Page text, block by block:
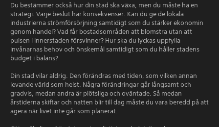
Du bestämmer också hur din stad ska växa, men du måste ha en
strategi. Varje beslut har konsekvenser. Kan du ge de lokala
industrierna strömförsörjning samtidigt som du stärker ekonomin
genom handel? Vad får bostadsområden att blomstra utan att
pulsen i innerstaden försvinner? Hur ska du lyckas uppfylla
invånarnas behov och önskemål samtidigt som du håller stadens
budget i balans?
Din stad vilar aldrig. Den förändras med tiden, som vilken annan
levande värld som helst. Några förändringar går långsamt och
gradvis, medan andra är plötsliga och oväntade. Så medan
årstiderna skiftar och natten blir till dag måste du vara beredd på att
agera när livet inte går som planerat.